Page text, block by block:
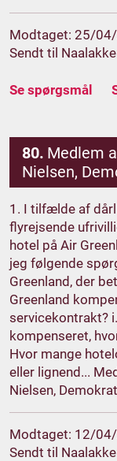
Modtaget: 25/
Sendt til
Se spørgsmål
80. Medlem
Nielsen,
1. I tilfælde af
flyrejsende
hotel på Air
jeg følgende
Greenland, der
Greenland
servicekontrakt?
kompenseret,
Hvor mange
eller lignend...
Nielsen,
Modtaget: 12/
Sendt til